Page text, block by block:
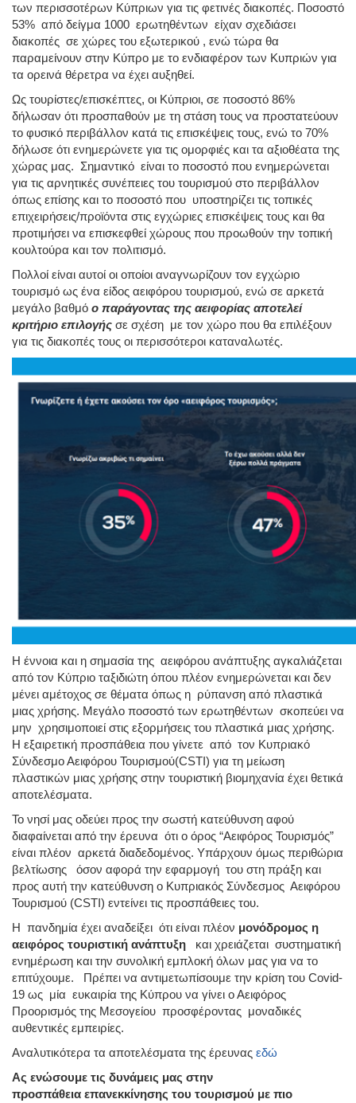
των περισσοτέρων Κύπριων για τις φετινές διακοπές. Ποσοστό
53% από δείγμα 1000 ερωτηθέντων είχαν σχεδιάσει
διακοπές σε χώρες του εξωτερικού , ενώ τώρα θα
παραμείνουν στην Κύπρο με το ενδιαφέρον των Κυπριών για
τα ορεινά θέρετρα να έχει αυξηθεί.
Ως τουρίστες/επισκέπτες, οι Κύπριοι, σε ποσοστό 86%
δήλωσαν ότι προσπαθούν με τη στάση τους να προστατεύουν
το φυσικό περιβάλλον κατά τις επισκέψεις τους, ενώ το 70%
δήλωσε ότι ενημερώνετε για τις ομορφιές και τα αξιοθέατα της
χώρας μας. Σημαντικό είναι το ποσοστό που ενημερώνεται
για τις αρνητικές συνέπειες του τουρισμού στο περιβάλλον
όπως επίσης και το ποσοστό που υποστηρίζει τις τοπικές
επιχειρήσεις/προϊόντα στις εγχώριες επισκέψεις τους και θα
προτιμήσει να επισκεφθεί χώρους που προωθούν την τοπική
κουλτούρα και τον πολιτισμό.
Πολλοί είναι αυτοί οι οποίοι αναγνωρίζουν τον εγχώριο
τουρισμό ως ένα είδος αειφόρου τουρισμού, ενώ σε αρκετά
μεγάλο βαθμό ο παράγοντας της αειφορίας αποτελεί
κριτήριο επιλογής σε σχέση με τον χώρο που θα επιλέξουν
για τις διακοπές τους οι περισσότεροι καταναλωτές.
Η έννοια και η σημασία της αειφόρου ανάπτυξης αγκαλιάζεται
από τον Κύπριο ταξιδιώτη όπου πλέον ενημερώνεται και δεν
μένει αμέτοχος σε θέματα όπως η ρύπανση από πλαστικά
μιας χρήσης. Μεγάλο ποσοστό των ερωτηθέντων σκοπεύει να
μην χρησιμοποιεί στις εξορμήσεις του πλαστικά μιας χρήσης.
Η εξαιρετική προσπάθεια που γίνετε από τον Κυπριακό
Σύνδεσμο Αειφόρου Τουρισμού(CSTI) για τη μείωση
πλαστικών μιας χρήσης στην τουριστική βιομηχανία έχει θετικά
αποτελέσματα.
Το νησί μας οδεύει προς την σωστή κατεύθυνση αφού
διαφαίνεται από την έρευνα ότι ο όρος “Αειφόρος Τουρισμός”
είναι πλέον αρκετά διαδεδομένος. Υπάρχουν όμως περιθώρια
βελτίωσης όσον αφορά την εφαρμογή του στη πράξη και
προς αυτή την κατεύθυνση ο Κυπριακός Σύνδεσμος Αειφόρου
Τουρισμού (CSTI) εντείνει τις προσπάθειες του.
Η πανδημία έχει αναδείξει ότι είναι πλέον μονόδρομος η
αειφόρος τουριστική ανάπτυξη και χρειάζεται συστηματική
ενημέρωση και την συνολική εμπλοκή όλων μας για να το
επιτύχουμε. Πρέπει να αντιμετωπίσουμε την κρίση του Covid-
19 ως μία ευκαιρία της Κύπρου να γίνει ο Αειφόρος
Προορισμός της Μεσογείου προσφέροντας μοναδικές
αυθεντικές εμπειρίες.
Αναλυτικότερα τα αποτελέσματα της έρευνας εδώ
Aς ενώσουμε τις δυνάμεις μας στην
προσπάθεια επανεκκίνησης του τουρισμού με πιο